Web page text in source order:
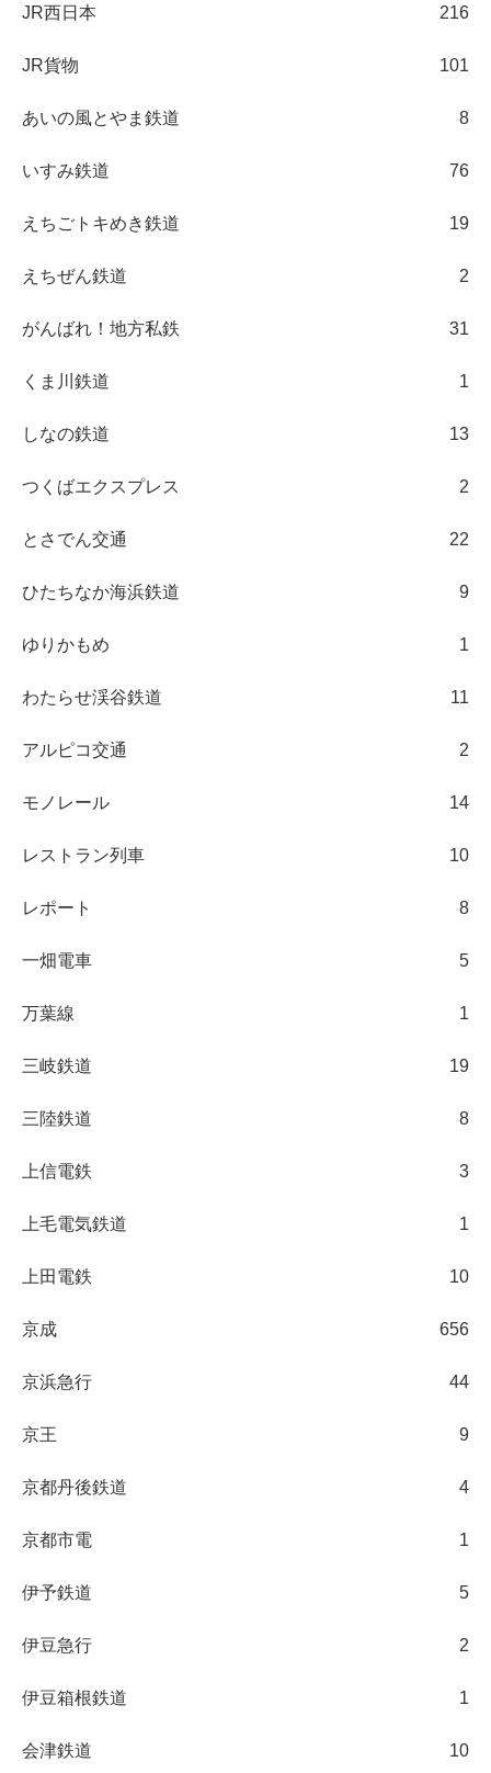
JR西日本 216
JR貨物 101
あいの風とやま鉄道 8
いすみ鉄道 76
えちごトキめき鉄道 19
えちぜん鉄道 2
がんばれ！地方私鉄 31
くま川鉄道 1
しなの鉄道 13
つくばエクスプレス 2
とさでん交通 22
ひたちなか海浜鉄道 9
ゆりかもめ 1
わたらせ渓谷鉄道 11
アルピコ交通 2
モノレール 14
レストラン列車 10
レポート 8
一畑電車 5
万葉線 1
三岐鉄道 19
三陸鉄道 8
上信電鉄 3
上毛電気鉄道 1
上田電鉄 10
京成 656
京浜急行 44
京王 9
京都丹後鉄道 4
京都市電 1
伊予鉄道 5
伊豆急行 2
伊豆箱根鉄道 1
会津鉄道 10